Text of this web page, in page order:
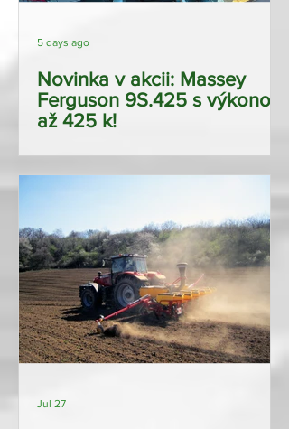
Novinka v akcii: Massey
Ferguson 9S.425 s výkonom
až 425 k!
5 days ago
Jul 27